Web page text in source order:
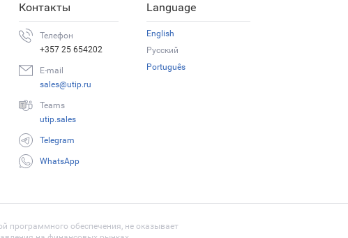
Контакты
Телефон
+357 25 654202
E-mail
sales@utip.ru
Teams
utip.sales
Telegram
WhatsApp
Language
English
Русский
Português
программного обеспечения, не оказывает